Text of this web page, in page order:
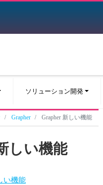
ソリューション開発
Grapher Grapher 新しい機能
しい機能
い機能